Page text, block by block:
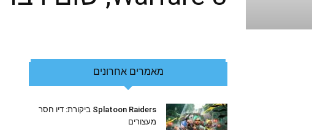
מאמרים אחרונים
Splatoon Raiders ביקורת: דיו חסר
מעצורים